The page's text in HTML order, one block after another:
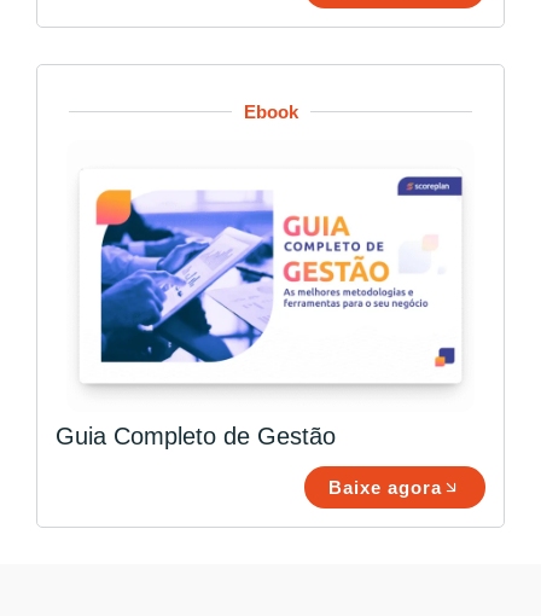
Ebook
Guia Completo de Gestão
Baixe agora